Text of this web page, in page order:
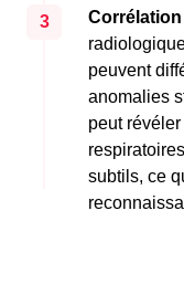
3
peuvent
anomalies
peut
subtils, ce